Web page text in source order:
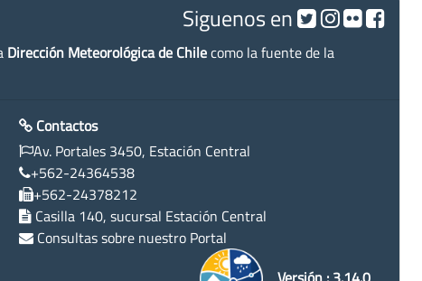
Siguenos en
Dirección Meteorológica de Chilecomo la fuente de la
Contactos
Av. Portales 3450, Estación Central
+562-24364538
+562-24378212
Casilla 140, sucursal Estación Central
Consultas sobre nuestro Portal